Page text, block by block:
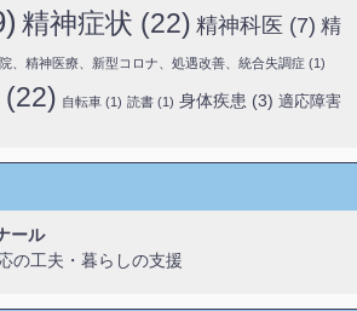
精神症状 (22) 精神科医 (7) 精
、精神医療、新型コロナ、処遇改善、統合失調症 (1)
(22) 自転車 (1) 読書 (1) 身体疾患 (3) 適応障害
ール
の工夫・暮らしの支援